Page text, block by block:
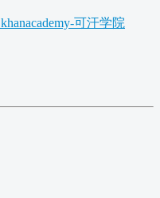
khanacademy-可汗学院